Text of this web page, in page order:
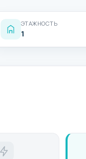
ЭТАЖНОСТЬ
1